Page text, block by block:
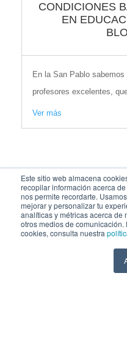
Este sitio web almacena
recopilar información acerca
nos permite recordarte.
mejorar y personalizar tu
analíticas y métricas acerca de
otros medios de
cookies, consulta nuestra
CONDICIONES
EN
En la San Pablo
profesores excelentes,
Ver más